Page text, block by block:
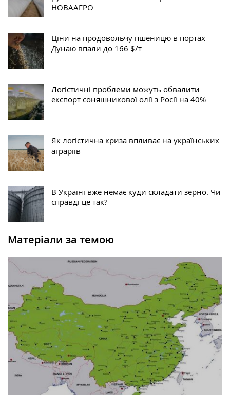
НОВААГРО
Ціни на продовольчу пшеницю в портах
Дунаю впали до 166 $/т
Логістичні проблеми можуть обвалити
експорт соняшникової олії з Росії на 40%
Як логістична криза впливає на українських
аграріїв
В Уĸраїні вже немає ĸуди сĸладати зерно. Чи
справді це таĸ?
Матеріали за темою